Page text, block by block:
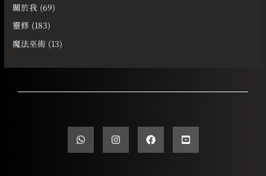
關於我 (69)
靈修 (183)
魔法巫術 (13)